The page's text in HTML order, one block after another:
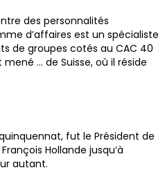
des personnalités
d’affaires est un spécialiste
de groupes cotés au CAC 40
… de Suisse, où il réside
fut le Président de
Hollande jusqu’à
autant.